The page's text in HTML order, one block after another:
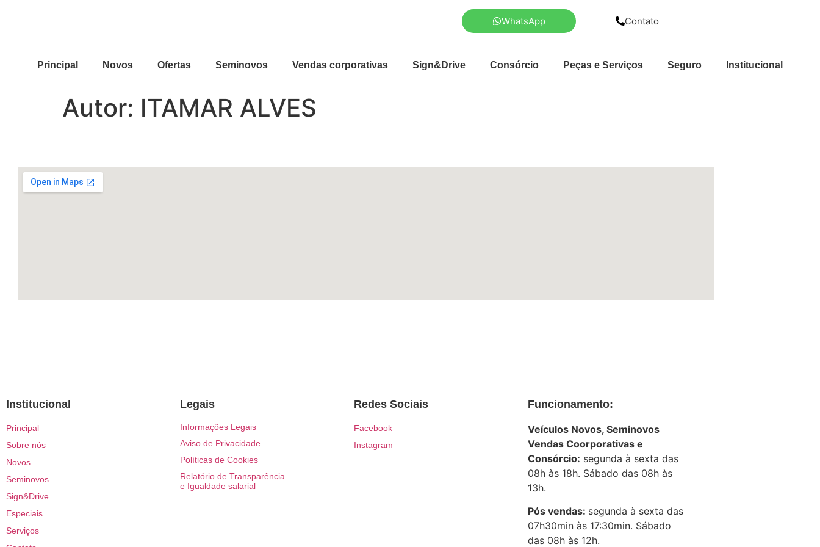
WhatsApp Contato
Principal Novos Ofertas Seminovos Vendas corporativas Sign&Drive Consórcio Peças e Serviços Seguro Institucional
Autor: ITAMAR ALVES
Institucional
Principal
Sobre nós
Novos
Seminovos
Sign&Drive
Especiais
Serviços
Legais
Informações Legais
Aviso de Privacidade
Políticas de Cookies
Relatório de Transparência
e Igualdade salarial
Redes Sociais
Facebook
Instagram
Funcionamento:
Veículos Novos, Seminovos
Vendas Coorporativas e
Consórcio: segunda à sexta das
08h às 18h. Sábado das 08h às
13h.
Pós vendas: segunda à sexta das
07h30min às 17:30min. Sábado
das 08h às 12h.